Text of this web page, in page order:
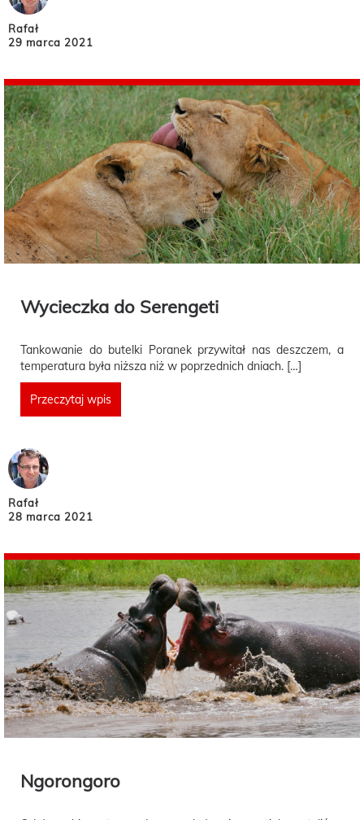
Rafał
29 marca 2021
Wycieczka do Serengeti
Tankowanie do butelki Poranek przywitał nas deszczem, a
temperatura była niższa niż w poprzednich dniach. […]
Przeczytaj wpis
Rafał
28 marca 2021
Ngorongoro